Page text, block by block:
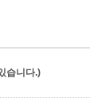
습니다.)